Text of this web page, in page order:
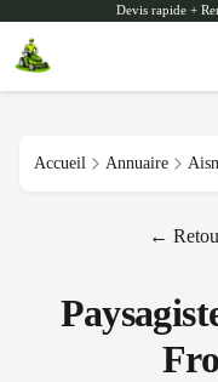
Devis rapide +
Accueil Annuaire
←